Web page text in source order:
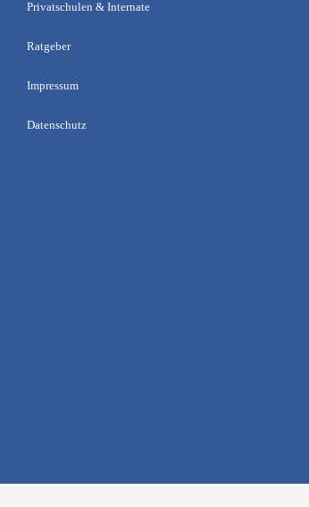
Privatschulen & Internate
Ratgeber
Impressum
Datenschutz